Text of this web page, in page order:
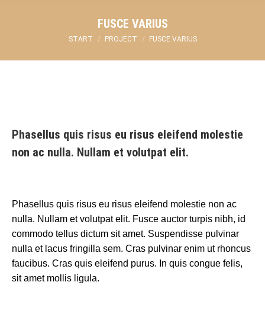
FUSCE VARIUS
Sie befinden sich hier:
START PROJECT FUSCE VARIUS
Phasellus quis risus eu risus eleifend molestie
non ac nulla. Nullam et volutpat elit.
Phasellus quis risus eu risus eleifend molestie non ac
nulla. Nullam et volutpat elit. Fusce auctor turpis nibh, id
commodo tellus dictum sit amet. Suspendisse pulvinar
nulla et lacus fringilla sem. Cras pulvinar enim ut rhoncus
faucibus. Cras quis eleifend purus. In quis congue felis,
sit amet mollis ligula.